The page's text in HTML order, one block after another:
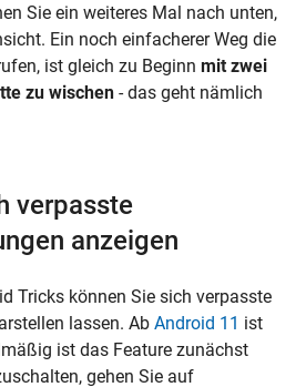
Sie ein weiteres Mal nach unten,
Ein noch einfacherer Weg die
ist gleich zu Beginn mit zwei
zu wischen - das geht nämlich
verpasste
anzeigen
Tricks können Sie sich verpasste
lassen. Ab Android 11 ist
ist das Feature zunächst
gehen Sie auf